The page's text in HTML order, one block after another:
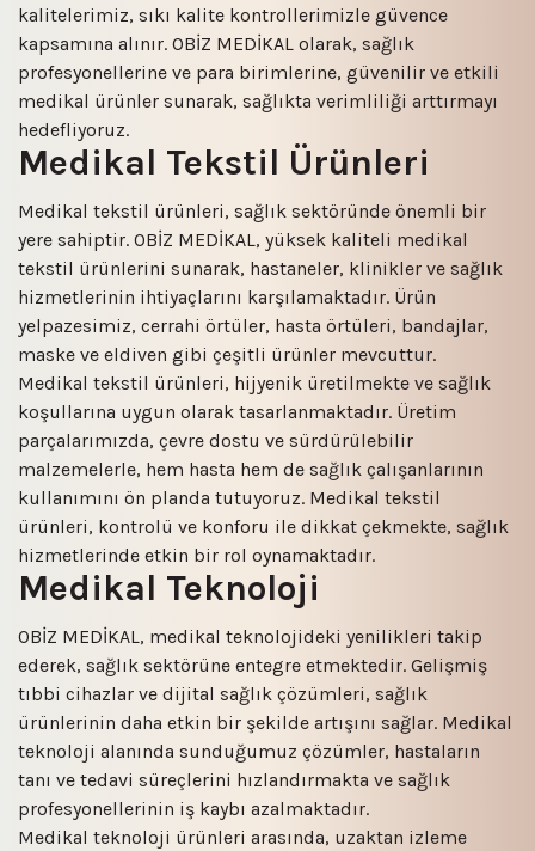
kalitelerimiz, sıkı kalite kontrollerimizle güvence
kapsamına alınır. OBİZ MEDİKAL olarak, sağlık
profesyonellerine ve para birimlerine, güvenilir ve etkili
medikal ürünler sunarak, sağlıkta verimliliği arttırmayı
hedefliyoruz.
Medikal Tekstil Ürünleri
Medikal tekstil ürünleri, sağlık sektöründe önemli bir
yere sahiptir. OBİZ MEDİKAL, yüksek kaliteli medikal
tekstil ürünlerini sunarak, hastaneler, klinikler ve sağlık
hizmetlerinin ihtiyaçlarını karşılamaktadır. Ürün
yelpazesimiz, cerrahi örtüler, hasta örtüleri, bandajlar,
maske ve eldiven gibi çeşitli ürünler mevcuttur.
Medikal tekstil ürünleri, hijyenik üretilmekte ve sağlık
koşullarına uygun olarak tasarlanmaktadır. Üretim
parçalarımızda, çevre dostu ve sürdürülebilir
malzemelerle, hem hasta hem de sağlık çalışanlarının
kullanımını ön planda tutuyoruz. Medikal tekstil
ürünleri, kontrolü ve konforu ile dikkat çekmekte, sağlık
hizmetlerinde etkin bir rol oynamaktadır.
Medikal Teknoloji
OBİZ MEDİKAL, medikal teknolojideki yenilikleri takip
ederek, sağlık sektörüne entegre etmektedir. Gelişmiş
tıbbi cihazlar ve dijital sağlık çözümleri, sağlık
ürünlerinin daha etkin bir şekilde artışını sağlar. Medikal
teknoloji alanında sunduğumuz çözümler, hastaların
tanı ve tedavi süreçlerini hızlandırmakta ve sağlık
profesyonellerinin iş kaybı azalmaktadır.
Medikal teknoloji ürünleri arasında, uzaktan izleme